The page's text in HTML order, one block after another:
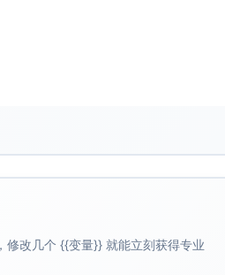
修改几个 {{变量}} 就能立刻获得专业